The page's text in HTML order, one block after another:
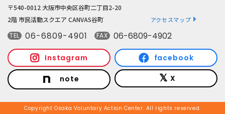
〒540-0012 大阪市中央区谷町二丁目2-20
2階 市民活動スクエア CANVAS谷町
アクセスマップ
TEL 06-6809-4901 FAX 06-6809-4902
Instagram facebook
note X
Copyright Osaka Voluntary Action Center. All rights reserved.